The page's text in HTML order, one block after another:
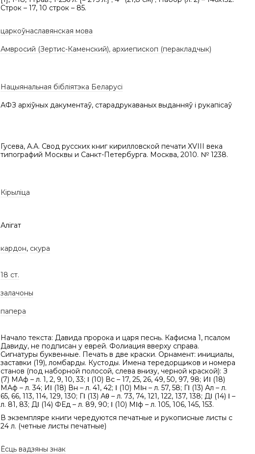
Строк – 17, 10 строк – 85.
царкоўнаславянская мова
Амвросий (Зертис-Каменский), архиепископ (перакладчык)
Нацыянальная бібліятэка Беларусі
АФЗ архіўных дакументаў, старадрукаваных выданняў і рукапісаў
Гусева, А.А. Свод русских книг кирилловской печати XVIII века
типографий Москвы и Санкт-Петербурга. Москва, 2010. № 1238.
Кірыліца
Алігат
кардон, скура
18 ст.
залачоны
папера
Начало текста: Давида пророка и царя песнь. Кафисма 1, псалом
Давиду, не подписан у еврей. Фолиация вверху справа.
Сигнатуры буквенные. Печать в две краски. Орнамент: инициалы,
заставки (19), ломбарды. Кустоды. Имена тередорщиков и номера
станов (под наборной полосой, слева внизу, черной краской): З
(7) МАф – л. 1, 2, 9, 10, 33; Ι (10) Вс – 17, 25, 26, 49, 50, 97, 98; ИΙ (18)
МАф – л. 34; ИΙ (18) Вн – л. 41, 42; Ι (10) МΙн – л. 57, 58; ГΙ (13) Ал – л.
65, 66, 113, 114, 129, 130; ГΙ (13) Аθ – л. 73, 74, 121, 122, 137, 138; ДΙ (14) Ι –
л. 81, 83; ДΙ (14) ФЕд – л. 89, 90; Ι (10) МΙф – л. 105, 106, 145, 153.
В экземпляре книги чередуются печатные и рукописные листы с
24 л. (четные листы печатные)
Ёсць вадзяны знак